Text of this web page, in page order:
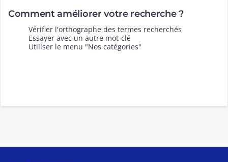
Comment améliorer votre recherche ?
Vérifier l'orthographe des termes recherchés
Essayer avec un autre mot-clé
Utiliser le menu "Nos catégories"